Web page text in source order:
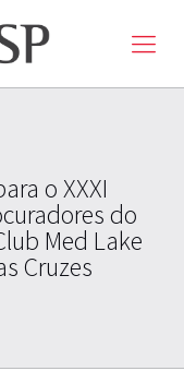
o XXXI
do
Med Lake
Cruzes